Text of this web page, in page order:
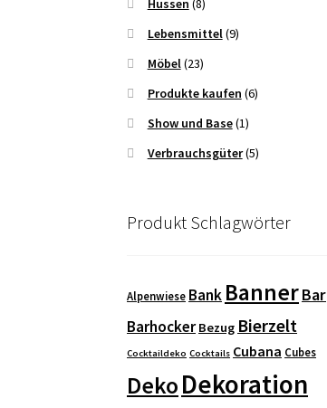
Lebensmittel(9)
Möbel(23)
Produkte kaufen (6)
Show und Base(1)
Verbrauchsgüter(5)
Produkt Schlagwörter
Alpenwiese Bank BannerBar
Barhocker Bezug Bierzelt
Cocktaildeko Cocktails Cubana Cubes
DekoDekoration